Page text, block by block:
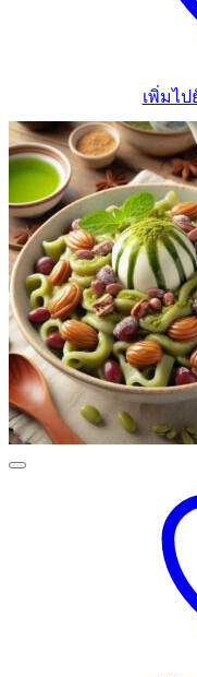
เพิ่มไ